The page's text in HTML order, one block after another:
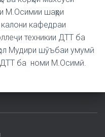
М.Осимии шаҳри
кафедраи
техникии ДТТ ба
Мудири шӯъбаи умумӣ
ДТТ ба номи М.Осимӣ.